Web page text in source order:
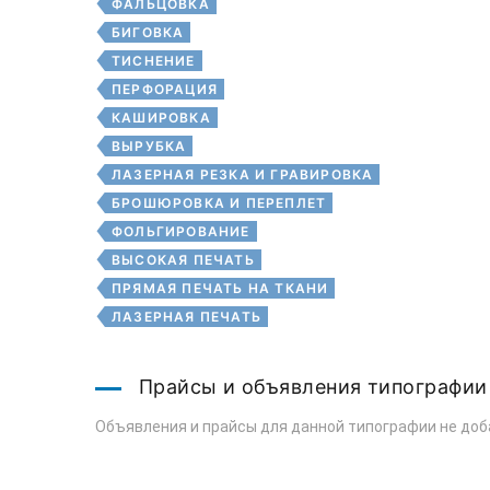
ФАЛЬЦОВКА
БИГОВКА
ТИСНЕНИЕ
ПЕРФОРАЦИЯ
КАШИРОВКА
ВЫРУБКА
ЛАЗЕРНАЯ РЕЗКА И ГРАВИРОВКА
БРОШЮРОВКА И ПЕРЕПЛЕТ
ФОЛЬГИРОВАНИЕ
ВЫСОКАЯ ПЕЧАТЬ
ПРЯМАЯ ПЕЧАТЬ НА ТКАНИ
ЛАЗЕРНАЯ ПЕЧАТЬ
Прайсы и объявления типографии
Объявления и прайсы для данной типографии не